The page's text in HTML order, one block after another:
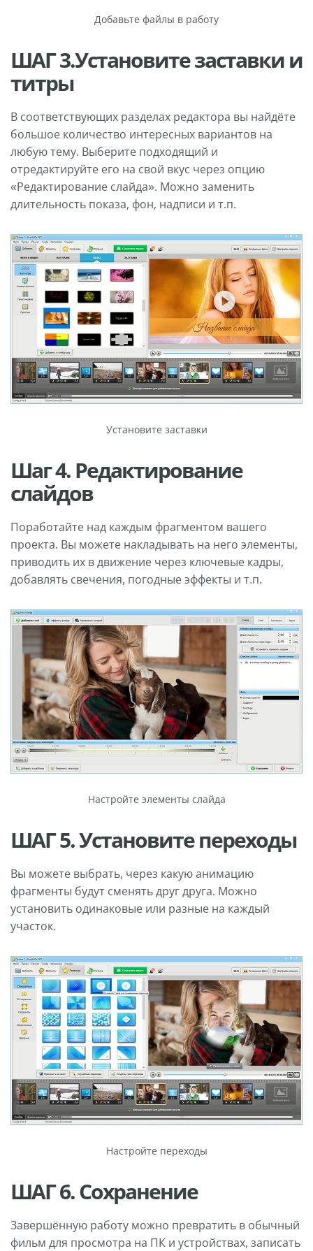
Добавьте файлы в работу
ШАГ 3.Установите заставки и
титры
В соответствующих разделах редактора вы найдёте
большое количество интересных вариантов на
любую тему. Выберите подходящий и
отредактируйте его на свой вкус через опцию
«Редактирование слайда». Можно заменить
длительность показа, фон, надписи и т.п.
Установите заставки
Шаг 4. Редактирование
слайдов
Поработайте над каждым фрагментом вашего
проекта. Вы можете накладывать на него элементы,
приводить их в движение через ключевые кадры,
добавлять свечения, погодные эффекты и т.п.
Настройте элементы слайда
ШАГ 5. Установите переходы
Вы можете выбрать, через какую анимацию
фрагменты будут сменять друг друга. Можно
установить одинаковые или разные на каждый
участок.
Настройте переходы
ШАГ 6. Сохранение
Завершённую работу можно превратить в обычный
фильм для просмотра на ПК и устройствах, записать